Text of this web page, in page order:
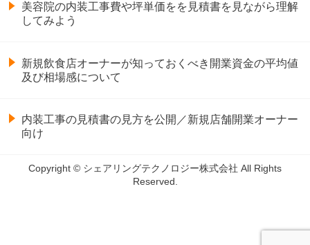
美容院の内装工事費や坪単価をを見積書を見ながら理解
してみよう
新規飲食店オーナーが知っておくべき開業資金の平均値
及び相場感について
内装工事の見積書の見方を公開／新規店舗開業オーナー
向け
Copyright © シェアリングテクノロジー株式会社 All Rights
Reserved.